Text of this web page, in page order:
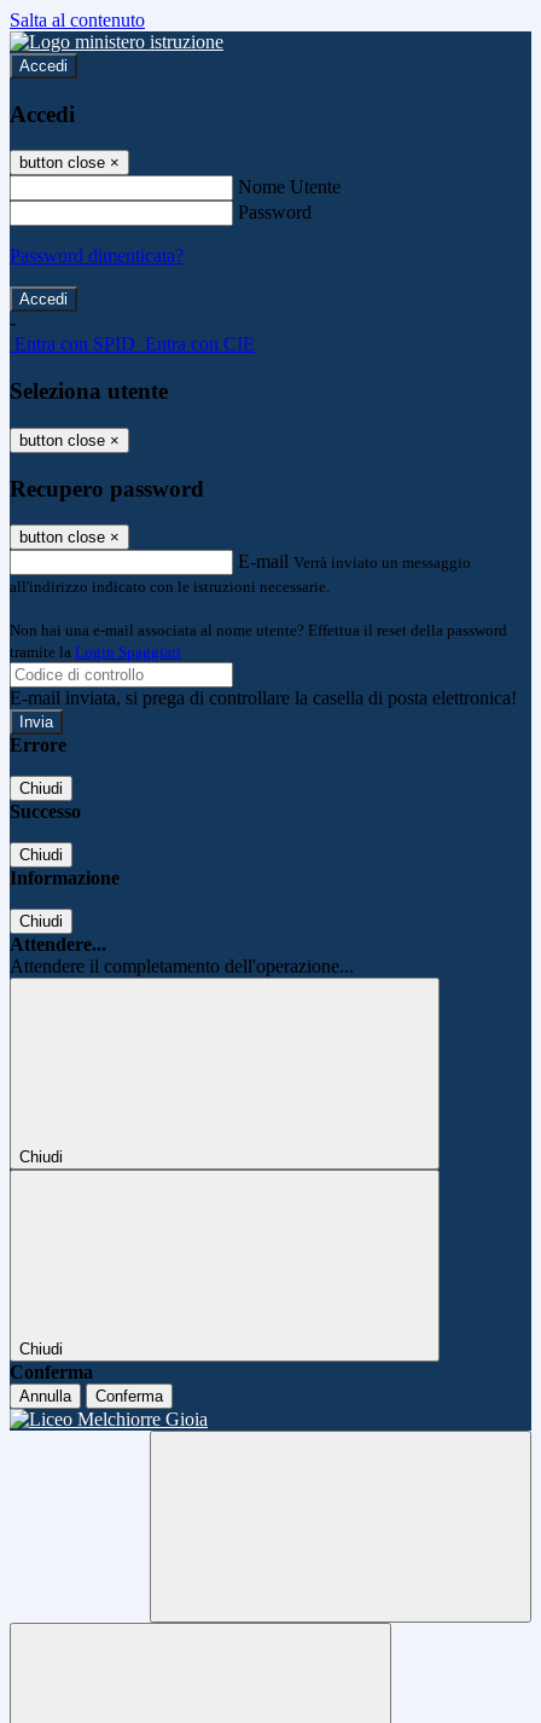
Salta al contenuto
Accedi
Accedi
button close ×
Nome Utente
Password
Password dimenticata?
-
Entra con SPID Entra con CIE
Seleziona utente
button close ×
Recupero password
button close ×
E-mail Verrà inviato un messaggio
all'indirizzo indicato con le istruzioni necessarie.
Non hai una e-mail associata al nome utente? Effettua il reset della password
tramite la Login Spaggiari
E-mail inviata, si prega di controllare la casella di posta elettronica!
Errore
Chiudi
Successo
Chiudi
Informazione
Chiudi
Attendere...
Attendere il completamento dell'operazione...
Chiudi
Chiudi
Conferma
Annulla Conferma